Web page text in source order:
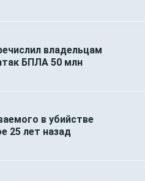
владельцам
БПЛА 50 млн
в убийстве
25 лет назад